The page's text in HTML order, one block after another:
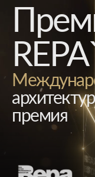
премия